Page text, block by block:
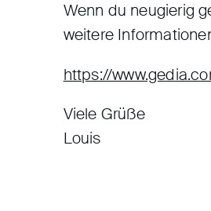
Wenn du neugierig
weitere
https://
Viele Grüße
Louis